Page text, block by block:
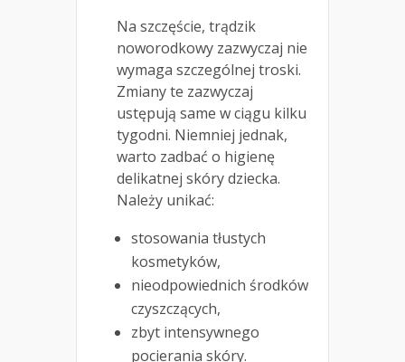
Na szczęście, trądzik
noworodkowy zazwyczaj nie
wymaga szczególnej troski.
Zmiany te zazwyczaj
ustępują same w ciągu kilku
tygodni. Niemniej jednak,
warto zadbać o higienę
delikatnej skóry dziecka.
Należy unikać:
stosowania tłustych
kosmetyków,
nieodpowiednich środków
czyszczących,
zbyt intensywnego
pocierania skóry.